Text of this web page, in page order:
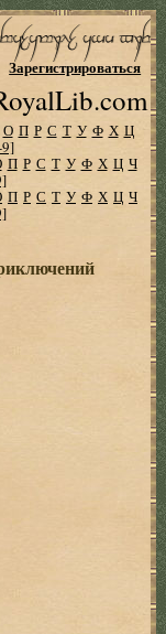
Зарегистрироваться
О П Р С Т У Ф Х Ц
П Р С Т У Ф Х Ц Ч
П Р С Т У Ф Х Ц Ч